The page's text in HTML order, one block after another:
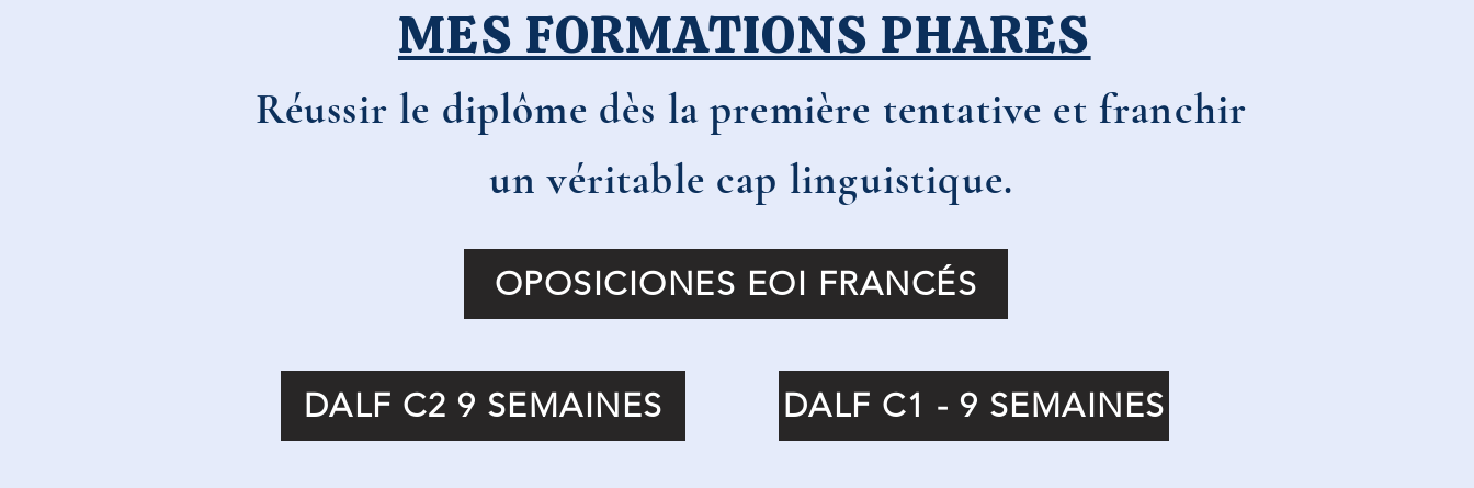
MES FORMATIONS PHARES
Réussir le diplôme dès la première tentative et franchir
un véritable cap linguistique.
OPOSICIONES EOI FRANCÉS
DALF C2 9 SEMAINES DALF C1 - 9 SEMAINES